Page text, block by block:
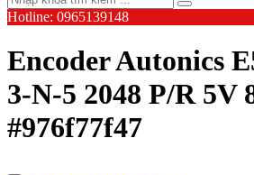
Hotline: 0965139148
Encoder Autonics
3-N-5 2048 P/R 5V
#976f77f47